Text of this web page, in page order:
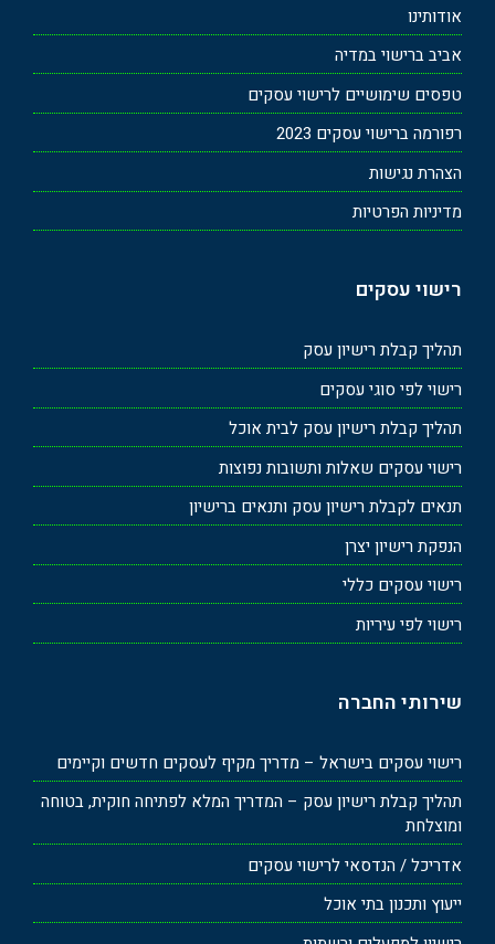
אודותינו
אביב ברישוי במדיה
טפסים שימושיים לרישוי עסקים
רפורמה ברישוי עסקים 2023
הצהרת נגישות
מדיניות הפרטיות
רישוי עסקים
תהליך קבלת רישיון עסק
רישוי לפי סוגי עסקים
תהליך קבלת רישיון עסק לבית אוכל
רישוי עסקים שאלות ותשובות נפוצות
תנאים לקבלת רישיון עסק ותנאים ברישיון
הנפקת רישיון יצרן
רישוי עסקים כללי
רישוי לפי עיריות
שירותי החברה
רישוי עסקים בישראל – מדריך מקיף לעסקים חדשים וקיימים
תהליך קבלת רישיון עסק – המדריך המלא לפתיחה חוקית, בטוחה
ומוצלחת
אדריכל / הנדסאי לרישוי עסקים
ייעוץ ותכנון בתי אוכל